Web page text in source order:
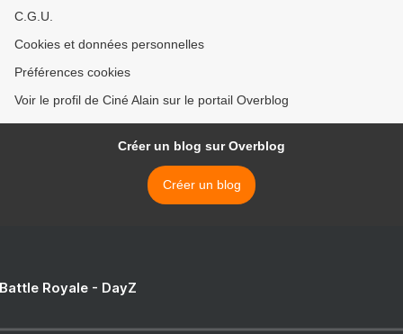
C.G.U.
Cookies et données personnelles
Préférences cookies
Voir le profil de Ciné Alain sur le portail Overblog
Créer un blog sur Overblog
Créer un blog
Royale - DayZ